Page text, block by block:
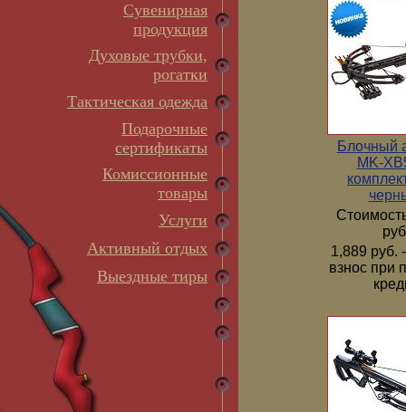
Сувенирная
продукция
Духовые трубки,
рогатки
Тактическая одежда
Подарочные
сертификаты
Комиссионные
товары
Услуги
Активный отдых
Выездные тиры
Блочный
MK-
1,889 руб.
взнос при